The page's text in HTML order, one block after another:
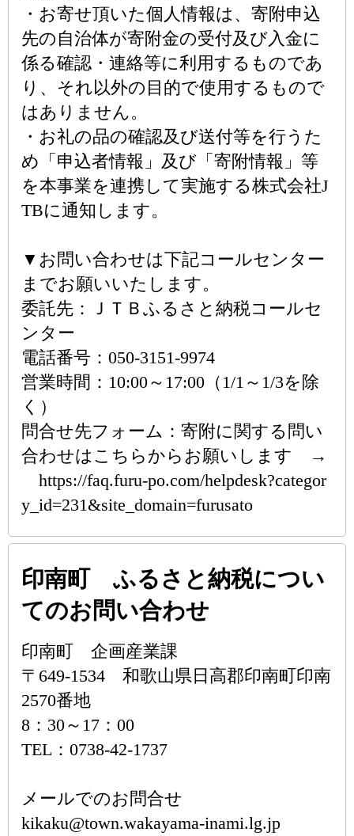
・お寄せ頂いた個人情報は、寄附申込
先の自治体が寄附金の受付及び入金に
係る確認・連絡等に利用するものであ
り、それ以外の目的で使用するもので
はありません。
・お礼の品の確認及び送付等を行うた
め「申込者情報」及び「寄附情報」等
を本事業を連携して実施する株式会社J
TBに通知します。
▼お問い合わせは下記コールセンター
までお願いいたします。
委託先：ＪＴＢふるさと納税コールセ
ンター
電話番号：050-3151-9974
営業時間：10:00～17:00（1/1～1/3を除
く）
問合せ先フォーム：寄附に関する問い
合わせはこちらからお願いします →
https://faq.furu-po.com/helpdesk?categor
y_id=231&site_domain=furusato
印南町 ふるさと納税につい
てのお問い合わせ
印南町 企画産業課
〒649-1534 和歌山県日高郡印南町印南
2570番地
8：30～17：00
TEL：0738-42-1737
メールでのお問合せ
kikaku@town.wakayama-inami.lg.jp